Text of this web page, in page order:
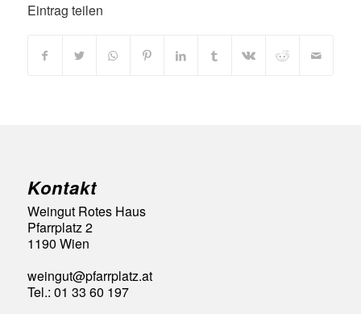
Eintrag teilen
Kontakt
Weingut Rotes Haus
Pfarrplatz 2
1190 Wien
weingut@pfarrplatz.at
Tel.: 01 33 60 197